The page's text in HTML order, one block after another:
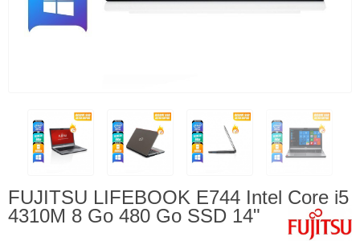
FUJITSU LIFEBOOK E744 Intel Core i5
4310M 8 Go 480 Go SSD 14"